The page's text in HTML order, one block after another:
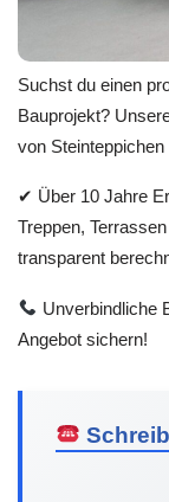
Suchst du einen
Bauprojekt?
von
✔ Über 10 Jahre
Treppen,
transparent
Unverbindliche
Angebot sichern!